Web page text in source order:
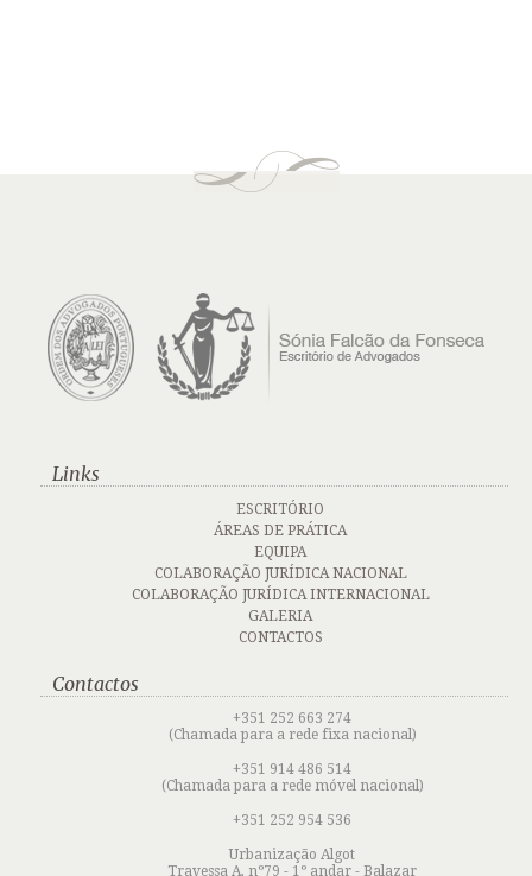
Links
ESCRITÓRIO
ÁREAS DE PRÁTICA
EQUIPA
COLABORAÇÃO JURÍDICA NACIONAL
COLABORAÇÃO JURÍDICA INTERNACIONAL
GALERIA
CONTACTOS
Contactos
+351 252 663 274
(Chamada para a rede fixa nacional)
+351 914 486 514
(Chamada para a rede móvel nacional)
+351 252 954 536
Urbanização Algot
Travessa A, nº79 - 1º andar - Balazar